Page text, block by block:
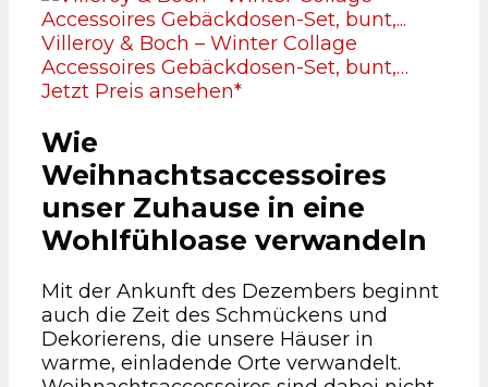
Villeroy & Boch – Winter Collage
Accessoires Gebäckdosen-Set, bunt,…
Jetzt Preis ansehen*
Wie
Weihnachtsaccessoires
unser Zuhause in eine
Wohlfühloase verwandeln
Mit der Ankunft des Dezembers beginnt
auch die Zeit des Schmückens und
Dekorierens, die unsere Häuser in
warme, einladende Orte verwandelt.